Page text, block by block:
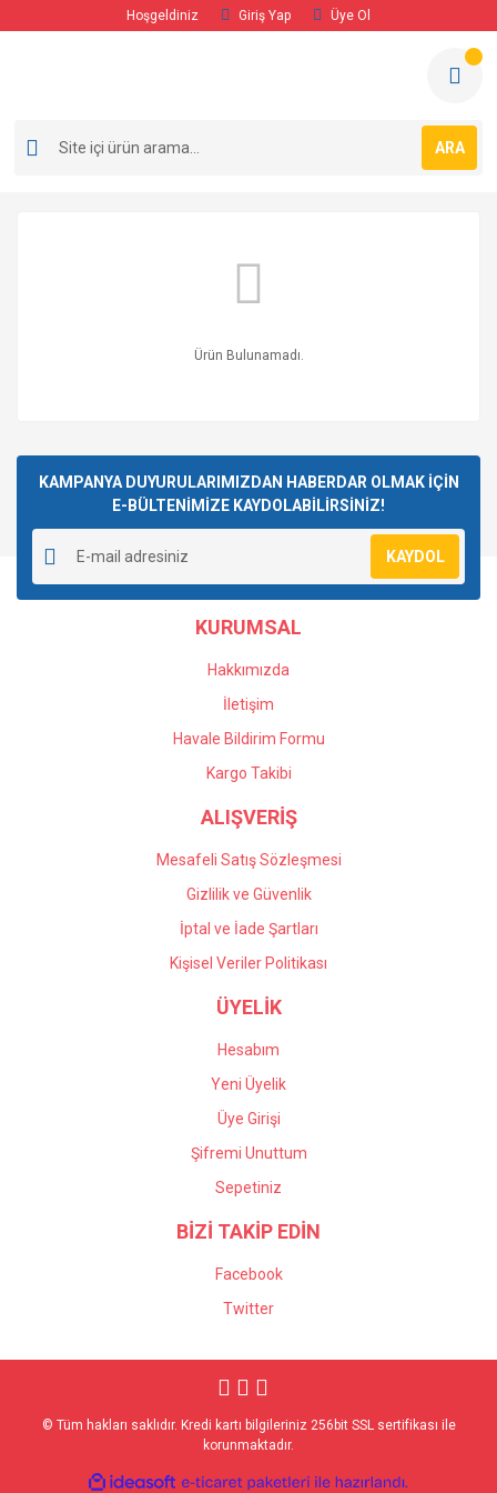
Hoşgeldiniz Giriş Yap Üye Ol
ARA
Ürün Bulunamadı.
KAMPANYA DUYURULARIMIZDAN HABERDAR OLMAK İÇİN
E-BÜLTENİMİZE KAYDOLABİLİRSİNİZ!
KAYDOL
KURUMSAL
Hakkımızda
İletişim
Havale Bildirim Formu
Kargo Takibi
ALIŞVERİŞ
Mesafeli Satış Sözleşmesi
Gizlilik ve Güvenlik
İptal ve İade Şartları
Kişisel Veriler Politikası
ÜYELİK
Hesabım
Yeni Üyelik
Üye Girişi
Şifremi Unuttum
Sepetiniz
BİZİ TAKİP EDİN
Facebook
Twitter
© Tüm hakları saklıdır. Kredi kartı bilgileriniz 256bit SSL sertifikası ile
korunmaktadır.
ideasoft e-